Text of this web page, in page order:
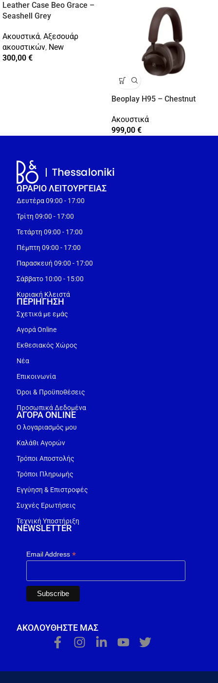
Leather Case Beo Grace –
Seashell Grey
Ακουστικά, Αξεσουάρ
ακουστικών, New
300,00 €
Beoplay H95 – Chestnut
Ακουστικά
999,00 €
ΩΡΑΡΙΟ ΛΕΙΤΟΥΡΓEΙΑΣ
Δευτέρα 09:00 - 17:00
Τρίτη 09:00 - 17:00
Τετάρτη 09:00 - 17:00
Πέμπτη 09:00 - 17:00
Παρασκευή 09:00 - 17:00
Σάββατο 10:00 - 15:00
Κυριακή Κλειστά
ΠΕΡΙΗΓΗΣΗ
Σχετικά με εμάς
Αγορά Online
Εκθεσιακός Χώρος
Νέα
Επικοινωνία
Όροι & Προϋποθέσεις
Προσωπικά Δεδομένα
ΑΓΟΡΑ ONLINE
Ο λογαριασμός μου
Καλάθι Αγορών
Τρόποι Αποστολής
Τρόποι Πληρωμής
Εγγύηση & Επιστροφές
Συχνές Ερωτήσεις
Τεχνική Υποστήριξη
NEWSLETTER
Email Address *
ΑΚΟΛΟΥΘΗΣΤΕ ΜΑΣ